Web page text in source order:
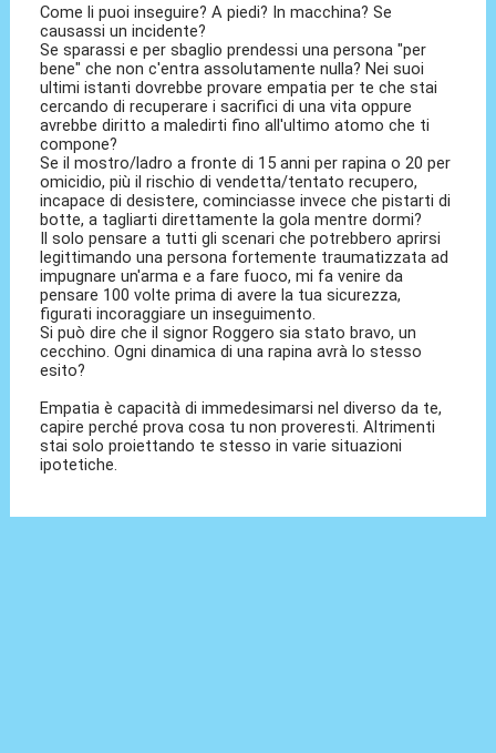
Come li puoi inseguire? A piedi? In macchina? Se
causassi un incidente?
Se sparassi e per sbaglio prendessi una persona "per
bene" che non c'entra assolutamente nulla? Nei suoi
ultimi istanti dovrebbe provare empatia per te che stai
cercando di recuperare i sacrifici di una vita oppure
avrebbe diritto a maledirti fino all'ultimo atomo che ti
compone?
Se il mostro/ladro a fronte di 15 anni per rapina o 20 per
omicidio, più il rischio di vendetta/tentato recupero,
incapace di desistere, cominciasse invece che pistarti di
botte, a tagliarti direttamente la gola mentre dormi?
Il solo pensare a tutti gli scenari che potrebbero aprirsi
legittimando una persona fortemente traumatizzata ad
impugnare un'arma e a fare fuoco, mi fa venire da
pensare 100 volte prima di avere la tua sicurezza,
figurati incoraggiare un inseguimento.
Si può dire che il signor Roggero sia stato bravo, un
cecchino. Ogni dinamica di una rapina avrà lo stesso
esito?
Empatia è capacità di immedesimarsi nel diverso da te,
capire perché prova cosa tu non proveresti. Altrimenti
stai solo proiettando te stesso in varie situazioni
ipotetiche.